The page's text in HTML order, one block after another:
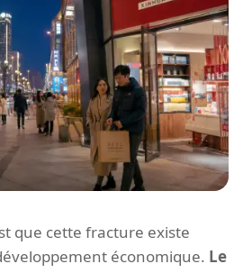
que cette fracture existe
économique. Le